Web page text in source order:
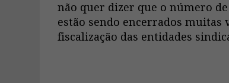
não quer dizer que o número
estão sendo encerrados muitas
fiscalização das entidades